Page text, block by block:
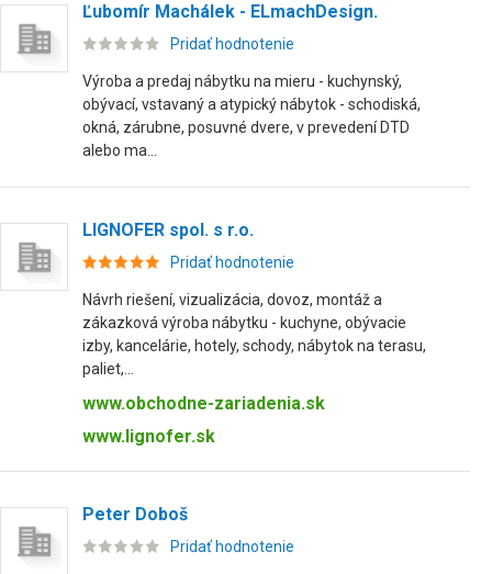
Ľubomír Machálek - ELmachDesign.
Pridať hodnotenie
Výroba a predaj nábytku na mieru - kuchynský,
obývací, vstavaný a atypický nábytok - schodiská,
okná, zárubne, posuvné dvere, v prevedení DTD
alebo ma...
LIGNOFER spol. s r.o.
Pridať hodnotenie
Návrh riešení, vizualizácia, dovoz, montáž a
zákazková výroba nábytku - kuchyne, obývacie
izby, kancelárie, hotely, schody, nábytok na terasu,
paliet,...
www.obchodne-zariadenia.sk
www.lignofer.sk
Peter Doboš
Pridať hodnotenie